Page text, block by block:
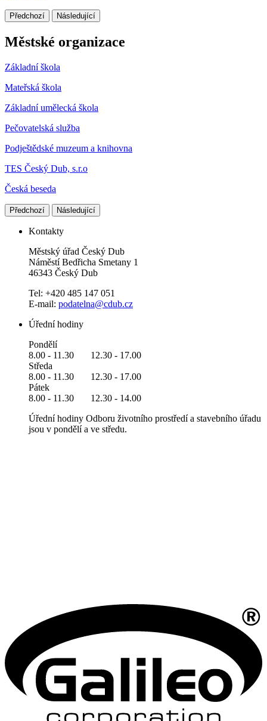
Předchozí Následující
Městské organizace
Základní škola
Mateřská škola
Základní umělecká škola
Pečovatelská služba
Podještědské muzeum a knihovna
TES Český Dub, s.r.o
Česká beseda
Předchozí Následující
Kontakty
Městský úřad Český Dub
Náměstí Bedřicha Smetany 1
46343 Český Dub
Tel: +420 485 147 051
E-mail: podatelna@cdub.cz
Úřední hodiny
Pondělí
8.00 - 11.30 12.30 - 17.00
Středa
8.00 - 11.30 12.30 - 17.00
Pátek
8.00 - 11.30 12.30 - 14.00
Úřední hodiny Odboru životního prostředí a stavebního úřadu
jsou v pondělí a ve středu.